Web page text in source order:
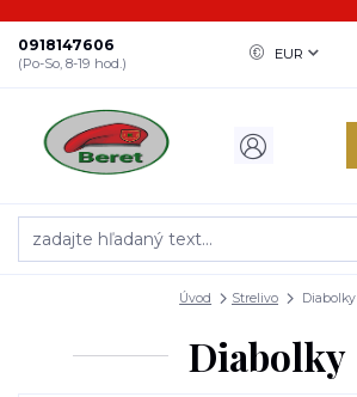
EUR
0918147606
(Po-So, 8-19 hod.)
Úvod Strelivo Diabolky
Diabolky